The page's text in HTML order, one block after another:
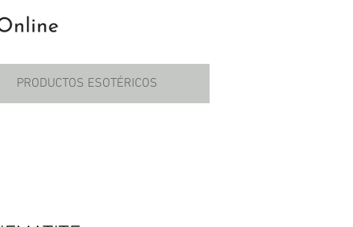
PRODUCTOS ESOTÉRICOS